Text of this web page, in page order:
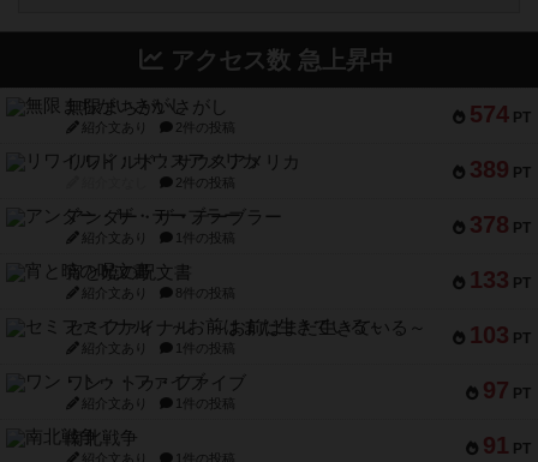
アクセス数 急上昇中
574 PT
無限まちがいさがし
紹介文あり 2件の投稿
389 PT
リワイルド：サウスアメリカ
2件の投稿
378 PT
アンダー・ザ・テーブラー
紹介文あり 1件の投稿
133 PT
宵と暁の呪文書
紹介文あり 8件の投稿
103 PT
セミファイナル ～お前はまだ生きている～
紹介文あり 1件の投稿
97 PT
ワン・トゥ・ファイブ
紹介文あり 1件の投稿
91 PT
南北戦争
紹介文あり 1件の投稿